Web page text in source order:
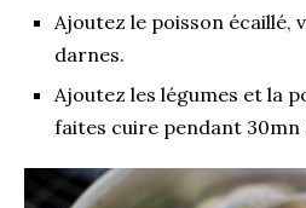
Ajoutez le poisson écaillé,
darnes.
Ajoutez les légumes et la
faites cuire pendant 30mn